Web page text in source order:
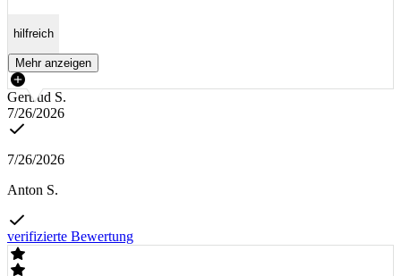
hilfreich
Mehr anzeigen
Gertrud S.
7/26/2026
7/26/2026
Anton S.
verifizierte Bewertung